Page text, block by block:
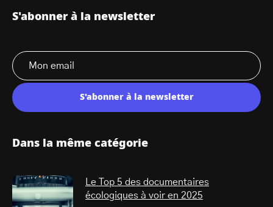
S'abonner à la newsletter
S'abonner à la newsletter
Dans la même catégorie
Le Top 5 des documentaires
écologiques à voir en 2025